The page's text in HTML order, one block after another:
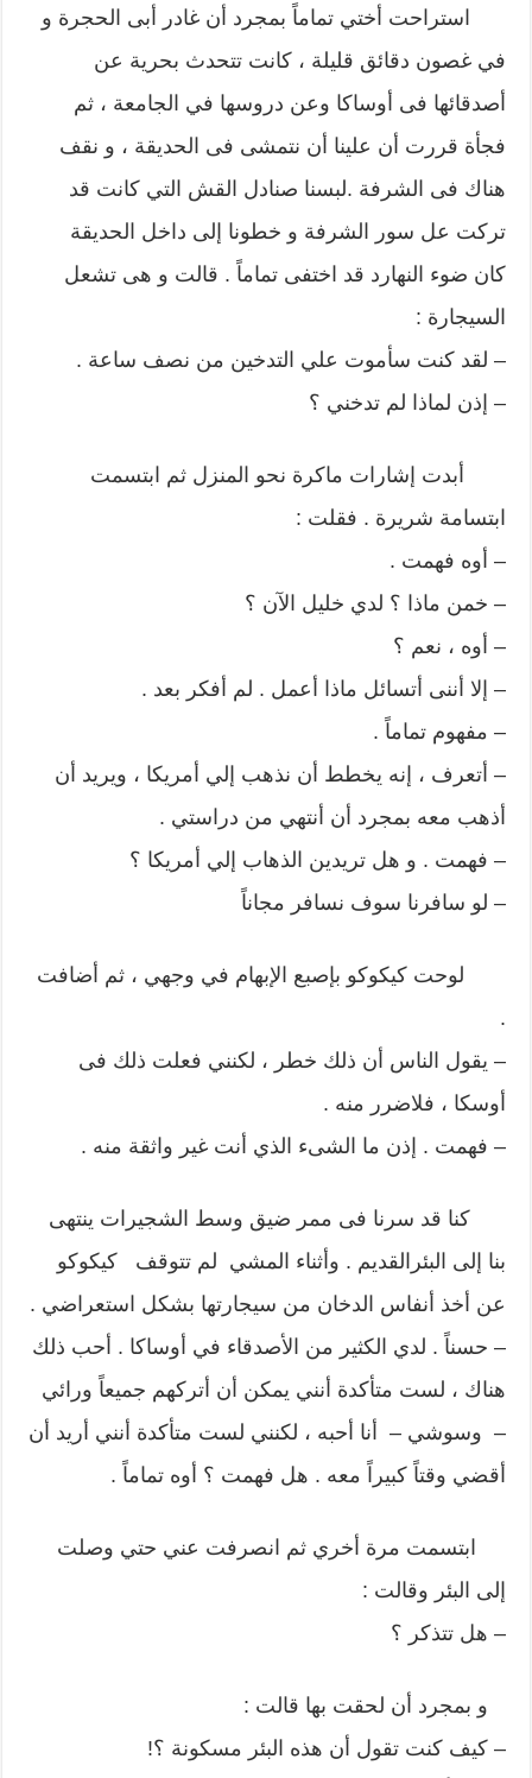
استراحت أختي تماماً بمجرد أن غادر أبى الحجرة و
في غصون دقائق قليلة ، كانت تتحدث بحرية عن
أصدقائها فى أوساكا وعن دروسها في الجامعة ، ثم
فجأة قررت أن علينا أن نتمشى فى الحديقة ، و نقف
هناك فى الشرفة .لبسنا صنادل القش التي كانت قد
تركت عل سور الشرفة و خطونا إلى داخل الحديقة
كان ضوء النهارد قد اختفى تماماً . قالت و هى تشعل
السيجارة :
– لقد كنت سأموت علي التدخين من نصف ساعة .
– إذن لماذا لم تدخني ؟
أبدت إشارات ماكرة نحو المنزل ثم ابتسمت
ابتسامة شريرة . فقلت :
– أوه فهمت .
– خمن ماذا ؟ لدي خليل الآن ؟
– أوه ، نعم ؟
– إلا أننى أتسائل ماذا أعمل . لم أفكر بعد .
– مفهوم تماماً .
– أتعرف ، إنه يخطط أن نذهب إلي أمريكا ، ويريد أن
أذهب معه بمجرد أن أنتهي من دراستي .
– فهمت . و هل تريدين الذهاب إلي أمريكا ؟
– لو سافرنا سوف نسافر مجاناً
لوحت كيكوكو بإصبع الإبهام في وجهي ، ثم أضافت
.
– يقول الناس أن ذلك خطر ، لكنني فعلت ذلك فى
أوسكا ، فلاضرر منه .
– فهمت . إذن ما الشىء الذي أنت غير واثقة منه .
كنا قد سرنا فى ممر ضيق وسط الشجيرات ينتهى
بنا إلى البئرالقديم . وأثناء المشي لم تتوقف كيكوكو
عن أخذ أنفاس الدخان من سيجارتها بشكل استعراضي .
– حسناً . لدي الكثير من الأصدقاء في أوساكا . أحب ذلك
هناك ، لست متأكدة أنني يمكن أن أتركهم جميعاً ورائي
– وسوشي – أنا أحبه ، لكنني لست متأكدة أنني أريد أن
أقضي وقتاً كبيراً معه . هل فهمت ؟ أوه تماماً .
ابتسمت مرة أخري ثم انصرفت عني حتي وصلت
إلى البئر وقالت :
– هل تتذكر ؟
و بمجرد أن لحقت بها قالت :
– كيف كنت تقول أن هذه البئر مسكونة ؟!